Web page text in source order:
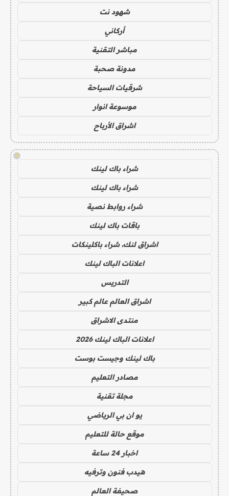
شهود نت
أركاني
مباشر التقنية
مدونة صحبة
شرقيات السياحة
موسوعة انوار
اشراق الأرباح
!
شراء باك لينك
شراء باك لينك
شراء روابط نصية
باقات باك لينك
اشراق لنك، شراء باكلينكات
اعلانات الباك لينك
التدريس
اشراق العالم عالم كبير
منتدى الاشراق
اعلانات الباك لينك 2026
باك لينك وجيست بوست
مصادر التعليم
مجلة تقنية
يو ان بي الرياضي
موقع حالة للتعليم
اخبار 24 ساعة
هيدب فنون وترفيه
صحيفة العالم